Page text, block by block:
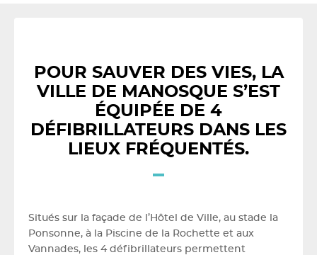
POUR SAUVER DES VIES, LA
VILLE DE MANOSQUE S’EST
ÉQUIPÉE DE 4
DÉFIBRILLATEURS DANS LES
LIEUX FRÉQUENTÉS.
Situés sur la façade de l’Hôtel de Ville, au stade la
Ponsonne, à la Piscine de la Rochette et aux
Vannades, les 4 défibrillateurs permettent